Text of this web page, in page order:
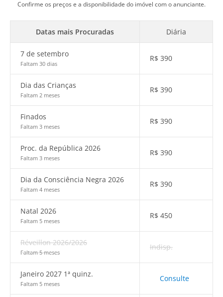
Confirme os preços e a disponibilidade do imóvel com o anunciante.
Datas mais Procuradas Diária
7 de setembro
Faltam 30 dias
R$ 390
Dia das Crianças
Faltam 2 meses
R$ 390
Finados
Faltam 3 meses
R$ 390
Proc. da República 2026
Faltam 3 meses
R$ 390
Dia da Consciência Negra 2026
Faltam 4 meses
R$ 390
Natal 2026
Faltam 5 meses
R$ 450
Réveillon 2026/2026
Faltam 5 meses
Indisp.
Janeiro 2027 1ª quinz.
Faltam 5 meses
Consulte